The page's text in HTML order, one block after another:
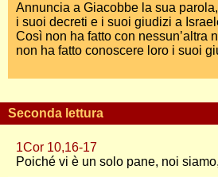
Annuncia a Giacobbe la sua parola,
i suoi decreti e i suoi giudizi a
Così non ha fatto con nessun’altra
non ha fatto conoscere loro i suoi
Seconda lettura
1Cor 10,16-17
Poiché vi è un solo pane, noi